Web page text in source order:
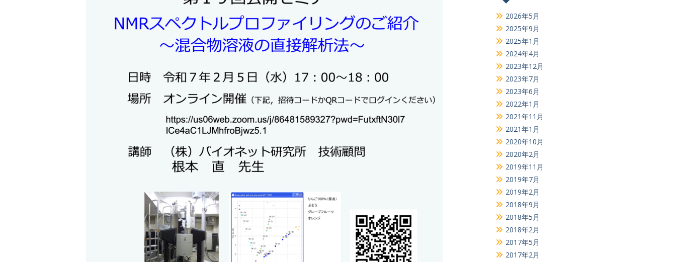
2026年5月
2025年9月
2025年1月
2024年4月
2023年12月
2023年7月
2023年6月
2022年1月
2021年11月
2021年1月
2020年10月
2020年2月
2019年11月
2019年7月
2019年2月
2018年9月
2018年5月
2018年2月
2017年5月
2017年2月